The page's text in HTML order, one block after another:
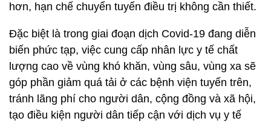
hơn, hạn chế chuyển tuyến điều trị không cần thiết.
Đặc biệt là trong giai đoạn dịch Covid-19 đang diễn
biến phức tạp, việc cung cấp nhân lực y tế chất
lượng cao về vùng khó khăn, vùng sâu, vùng xa sẽ
góp phần giảm quá tải ở các bệnh viện tuyến trên,
tránh lãng phí cho người dân, cộng đồng và xã hội,
tạo điều kiện người dân tiếp cận với dịch vụ y tế